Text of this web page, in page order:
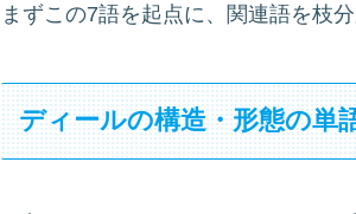
まずこの7語を起点に、関連語を枝
ディールの構造・形態の単